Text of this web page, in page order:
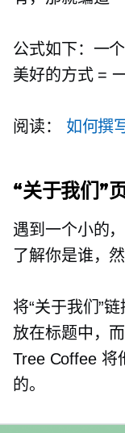
公式如下：一
美好的方式 =
阅读： 如何撰
“关于我们”
遇到一个小的，
了解你是谁，
将“关于我们”
放在标题中，
Tree Coffee 将
的。